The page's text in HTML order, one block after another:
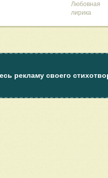
Любовная
лирика
рекламу своего